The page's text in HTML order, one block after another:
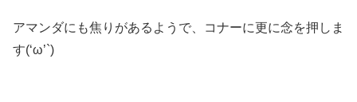
アマンダにも焦りがあるようで、コナーに更に念を押しま
す(‘ω’`)